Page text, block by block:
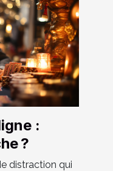
:
?
distraction qui